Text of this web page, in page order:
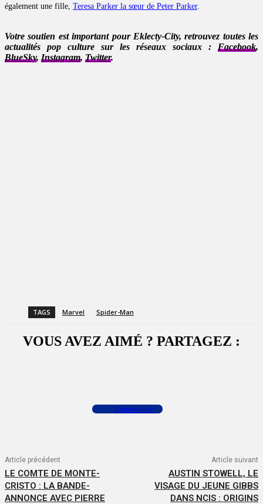
également une fille, Teresa Parker la sœur de Peter Parker.
Votre soutien est important pour Eklecty-City, retrouvez toutes les
actualités pop culture sur les réseaux sociaux : Facebook,
BlueSky, Instagram, Twitter.
TAGS Marvel Spider-Man
VOUS AVEZ AIMÉ ? PARTAGEZ :
Commenter
Article précédent
LE COMTE DE MONTE-
CRISTO : LA BANDE-
ANNONCE AVEC PIERRE
Article suivant
AUSTIN STOWELL, LE
VISAGE DU JEUNE GIBBS
DANS NCIS : ORIGINS